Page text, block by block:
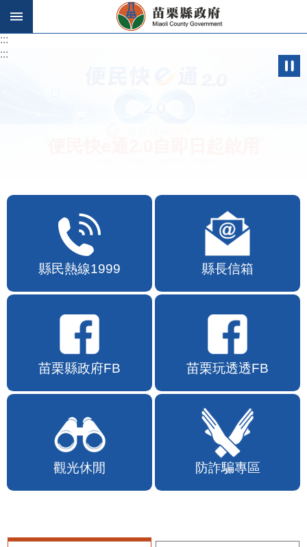
跳到主要內容區塊
:::
:::
縣民熱線1999 縣長信箱
苗栗縣政府FB 苗栗玩透透FB
觀光休閒 防詐騙專區